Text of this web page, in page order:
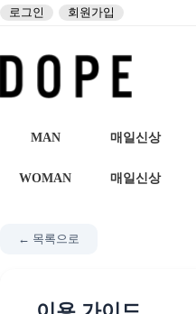
로그인 회원가입
MAN 매일신상
WOMAN 매일신상
← 목록으로